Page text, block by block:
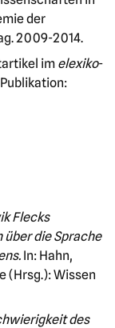
der
2009-2014.
im elexiko-
Flecks
die Sprache
In: Hahn,
(Hrsg.): Wissen
des